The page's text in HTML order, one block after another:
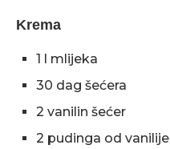
Krema
1 l mlijeka
30 dag šećera
2 vanilin šećer
2 pudinga od vanilije